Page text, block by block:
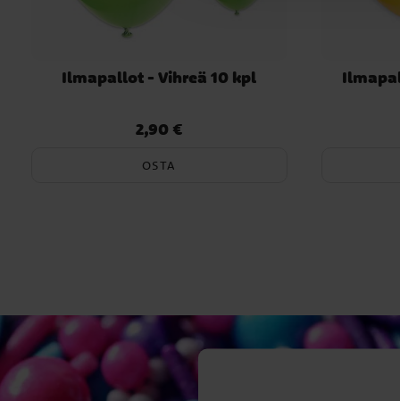
Ilmapallot - Vihreä 10 kpl
Hinta:2,90 €
2,90 €
OSTA